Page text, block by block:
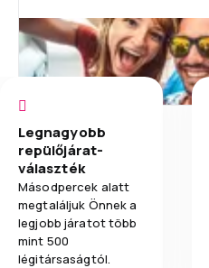
Legnagyobb
repülőjárat-
választék
Másodpercek alatt
megtaláljuk Önnek a
legjobb járatot több
mint 500
légitársaságtól.